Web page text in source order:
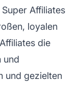
Affiliates
loyalen
die
und
und gezielten